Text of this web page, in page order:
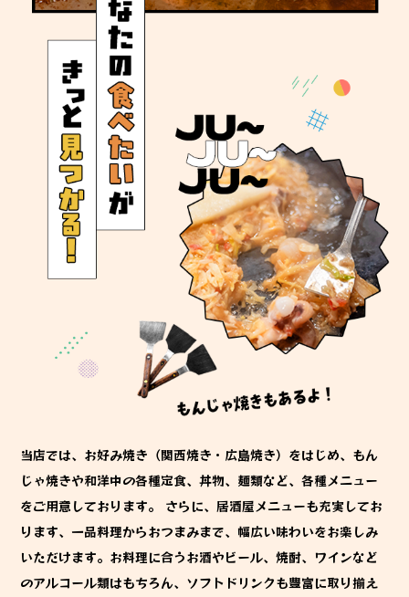
当店では、お好み焼き（関西焼き・広島焼き）をはじめ、もん
じゃ焼きや和洋中の各種定食、丼物、麺類など、各種メニュー
をご用意しております。 さらに、居酒屋メニューも充実してお
ります、一品料理からおつまみまで、幅広い味わいをお楽しみ
いただけます。お料理に合うお酒やビール、焼酎、ワインなど
のアルコール類はもちろん、ソフトドリンクも豊富に取り揃え